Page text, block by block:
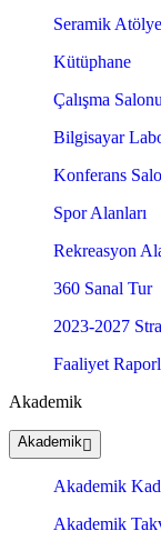
Seramik
Kütüphane
Çalışma Salonu
Bilgisayar
Konferans
Spor Alanları
Rekreasyon
360 Sanal Tur
2023-2027
Faaliyet
Akademik
Akademik
Akademik
Akademik